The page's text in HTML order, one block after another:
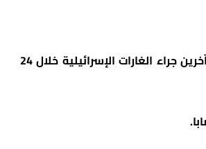
أعلنت وحدة مواجهة الأزمات في لبنان مقتل 60 مواطنا وإصابة 168 آخرين جراء الغارات الإسرائيلية خلال 24